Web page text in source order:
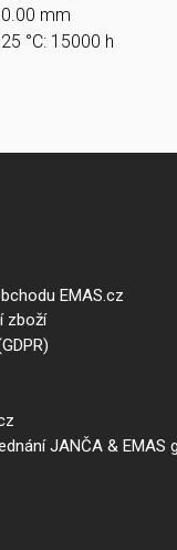
mm
°C: 15000 h
EMAS.cz
zboží
JANČA & EMAS